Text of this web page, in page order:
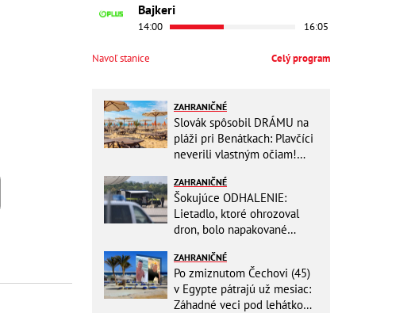
Bajkeri
14:00 16:05
Navoľ stanice Celý program
ZAHRANIČNÉ
Slovák spôsobil DRÁMU na
pláži pri Benátkach: Plavčíci
neverili vlastným očiam!
ZAHRANIČNÉ
Šokujúce ODHALENIE:
Lietadlo, ktoré ohrozoval
dron, bolo napakované
Ukrajinu
ZAHRANIČNÉ
Po zmiznutom Čechovi (45)
v Egypte pátrajú už mesiac:
Záhadné veci pod lehátkom,